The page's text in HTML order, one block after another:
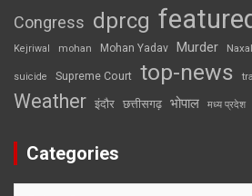
Congress dprcg
Kejriwal mohan Mohan Yadav Murder
suicide Supreme Court top-news
Weather इंदौर छत्तीसगढ़ भोपाल मध्य प्रदेश
Categories